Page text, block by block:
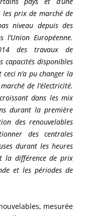
les prix de marché de
niveau depuis des
Européenne.
des travaux de
capacités disponibles
n’a pu changer la
de l’électricité.
dans les mix
durant la première
des renouvelables
des centrales
durant les heures
la différence de prix
et les périodes de
mesurée